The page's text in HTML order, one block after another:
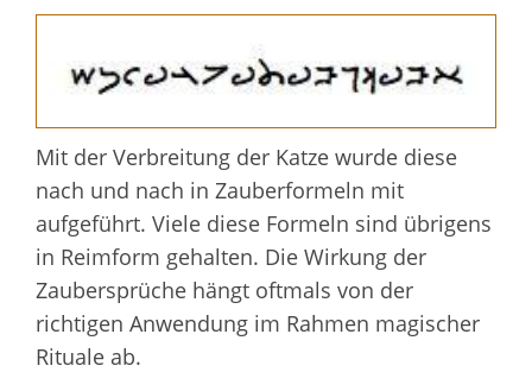
Mit der Verbreitung der Katze wurde diese
nach und nach in Zauberformeln mit
aufgeführt. Viele diese Formeln sind übrigens
in Reimform gehalten. Die Wirkung der
Zaubersprüche hängt oftmals von der
richtigen Anwendung im Rahmen magischer
Rituale ab.